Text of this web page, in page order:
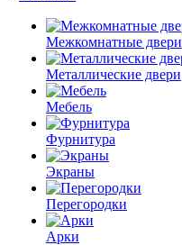
Межкомнатные двери
Металлические двери
Мебель
Фурнитура
Экраны
Перегородки
Арки